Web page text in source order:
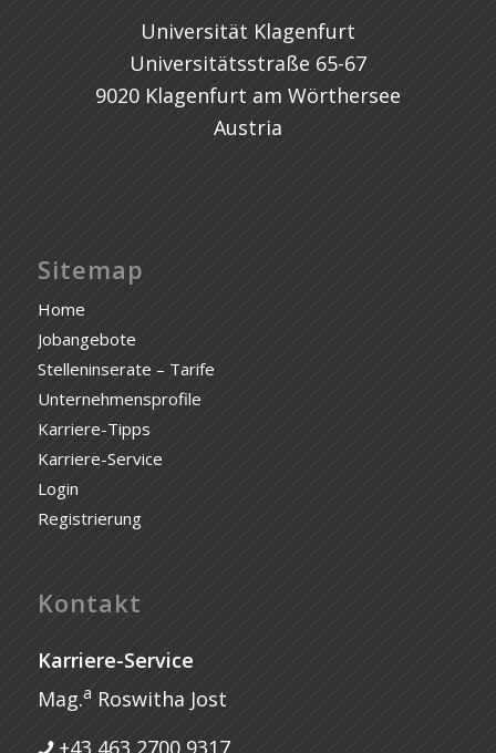
Universität Klagenfurt
Universitätsstraße 65-67
9020 Klagenfurt am Wörthersee
Austria
Sitemap
Home
Jobangebote
Stelleninserate – Tarife
Unternehmensprofile
Karriere-Tipps
Karriere-Service
Login
Registrierung
Kontakt
Karriere-Service
Mag.a Roswitha Jost